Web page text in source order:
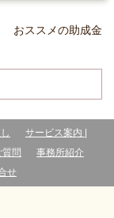
おススメの助成金
サービス案内 |
質問
事務所紹介
せ